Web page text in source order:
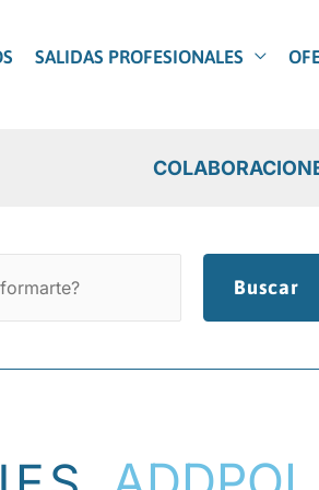
SALIDAS PROFESIONALES
Buscar